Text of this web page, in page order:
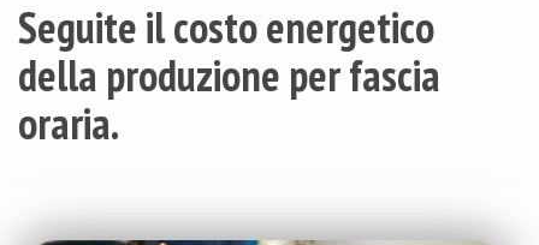
Seguite il costo energetico
della produzione per fascia
oraria.